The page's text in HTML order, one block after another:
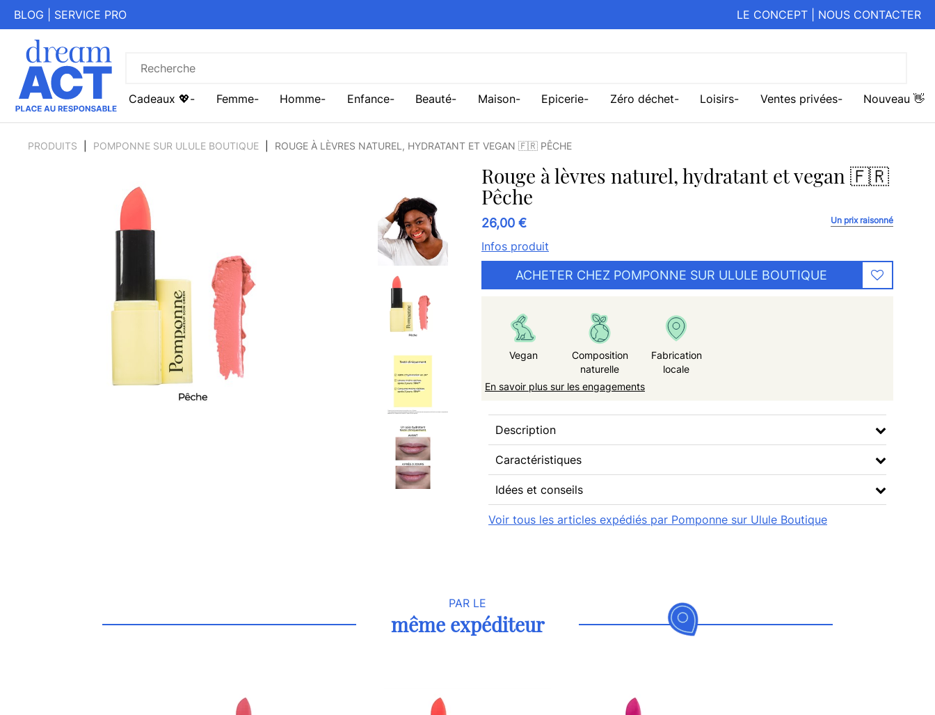
BLOG SERVICE PRO LE CONCEPT NOUS CONTACTER
Cadeaux 💖 Femme Homme Enfance Beauté Maison Epicerie Zéro déchet Loisirs Ventes privées Nouveau 👋
PRODUITS POMPONNE SUR ULULE BOUTIQUE ROUGE À LÈVRES NATUREL, HYDRATANT ET VEGAN 🇫🇷 PÊCHE
Rouge à lèvres naturel, hydratant et vegan 🇫🇷
Pêche
26,00 € Un prix raisonné
Infos produit
ACHETER CHEZ POMPONNE SUR ULULE BOUTIQUE
Vegan
Composition
naturelle
Fabrication
locale
En savoir plus sur les engagements
Description
Caractéristiques
Idées et conseils
Voir tous les articles expédiés par Pomponne sur Ulule Boutique
PAR LE
même expéditeur